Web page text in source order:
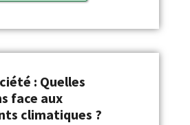
: Quelles
face aux
climatiques ?